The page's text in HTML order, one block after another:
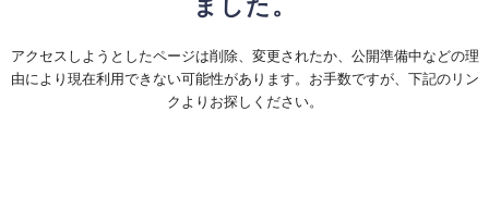
アクセスしようとしたページは削除、変更されたか、公開準備中などの理
由により現在利用できない可能性があります。お手数ですが、下記のリン
クよりお探しください。